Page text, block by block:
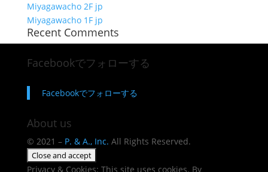
Miyagawacho 2F jp
Miyagawacho 1F jp
Recent Comments
Facebookでフォローする
Facebookでフォローする
About us
© 2021 – P. & A., Inc. All Rights Reserved.
Privacy & Cookies: This site uses cookies. By